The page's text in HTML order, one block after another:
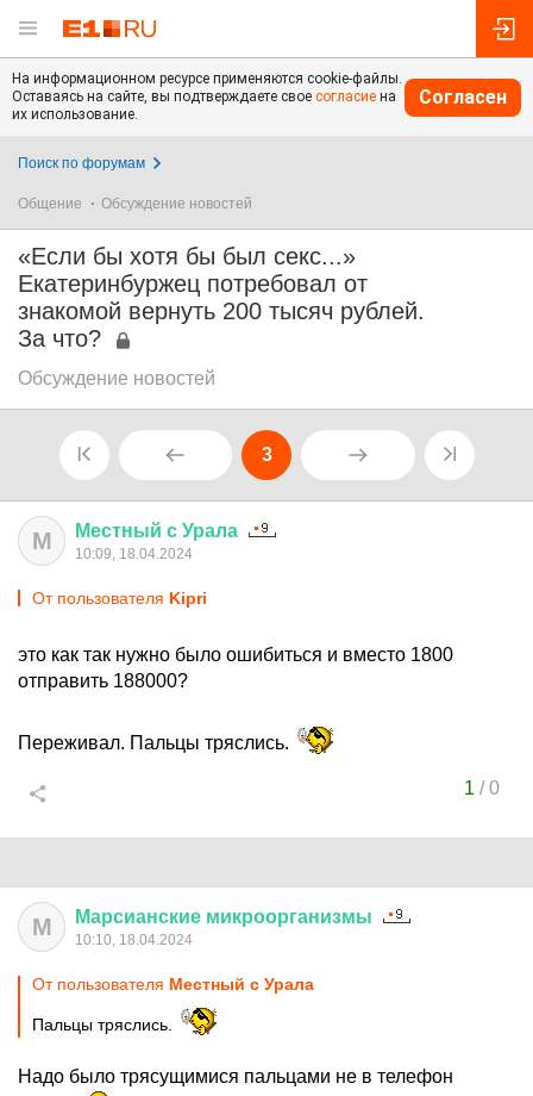
На информационном ресурсе применяются cookie-файлы.
Оставаясь на сайте, вы подтверждаете свое согласие на
их использование.
Согласен
Поиск по форумам
Общение Обсуждение новостей
«Если бы хотя бы был секс...»
Екатеринбуржец потребовал от
знакомой вернуть 200 тысяч рублей.
За что?
Обсуждение новостей
3
М Местный с Урала
10:09, 18.04.2024
От пользователя Kipri
это как так нужно было ошибиться и вместо 1800
отправить 188000?
Переживал. Пальцы тряслись.
1 /0
М Марсианские микроорганизмы
10:10, 18.04.2024
От пользователя Местный с Урала
Пальцы тряслись.
Надо было трясущимися пальцами не в телефон